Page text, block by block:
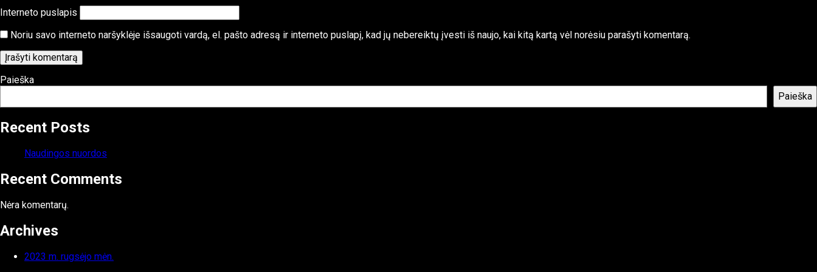
Interneto puslapis
Noriu savo interneto naršyklėje išsaugoti vardą, el. pašto adresą ir interneto puslapį, kad jų nebereiktų įvesti iš naujo, kai kitą kartą vėl norėsiu parašyti komentarą.
Paieška
Paieška
Recent Posts
Naudingos nuordos
Recent Comments
Nėra komentarų.
Archives
2023 m. rugsėjo mėn.